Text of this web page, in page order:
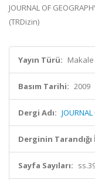
JOURNAL OF
(TRDizin)
Yayın Türü:
Basım Tarihi: 2009
Dergi Adı:
Derginin
Sayfa Sayıları: